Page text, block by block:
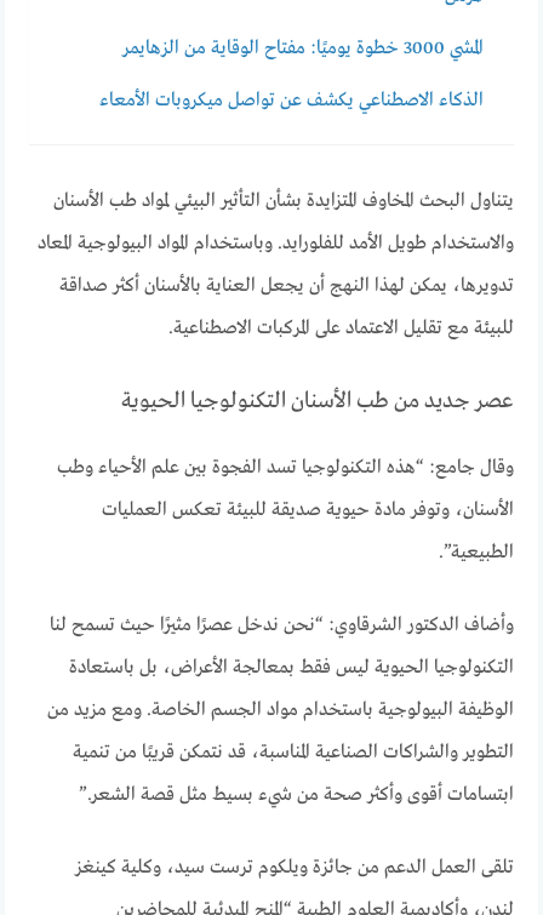
المشي 3000 خطوة يوميًا: مفتاح الوقاية من الزهايمر
الذكاء الاصطناعي يكشف عن تواصل ميكروبات الأمعاء
يتناول البحث المخاوف المتزايدة بشأن التأثير البيئي لمواد طب الأسنان
والاستخدام طويل الأمد للفلورايد. وباستخدام المواد البيولوجية المعاد
تدويرها، يمكن لهذا النهج أن يجعل العناية بالأسنان أكثر صداقة
للبيئة مع تقليل الاعتماد على المركبات الاصطناعية.
عصر جديد من طب الأسنان التكنولوجيا الحيوية
وقال جامع: “هذه التكنولوجيا تسد الفجوة بين علم الأحياء وطب
الأسنان، وتوفر مادة حيوية صديقة للبيئة تعكس العمليات
الطبيعية”.
وأضاف الدكتور الشرقاوي: “نحن ندخل عصرًا مثيرًا حيث تسمح لنا
التكنولوجيا الحيوية ليس فقط بمعالجة الأعراض، بل باستعادة
الوظيفة البيولوجية باستخدام مواد الجسم الخاصة. ومع مزيد من
التطوير والشراكات الصناعية المناسبة، قد نتمكن قريبًا من تنمية
ابتسامات أقوى وأكثر صحة من شيء بسيط مثل قصة الشعر.”
تلقى العمل الدعم من جائزة ويلكوم ترست سيد، وكلية كينغز